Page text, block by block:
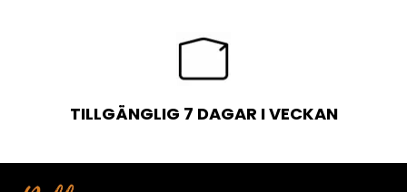
TILLGÄNGLIG 7 DAGAR I VECKAN